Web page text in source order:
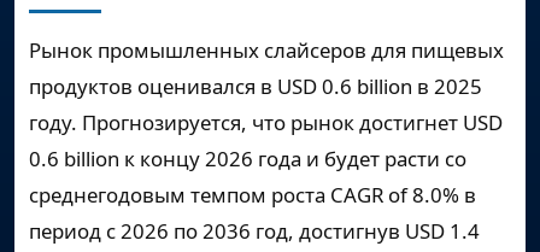
Рынок промышленных слайсеров для пищевых
продуктов оценивался в USD 0.6 billion в 2025
году. Прогнозируется, что рынок достигнет USD
0.6 billion к концу 2026 года и будет расти со
среднегодовым темпом роста CAGR of 8.0% в
период с 2026 по 2036 год, достигнув USD 1.4